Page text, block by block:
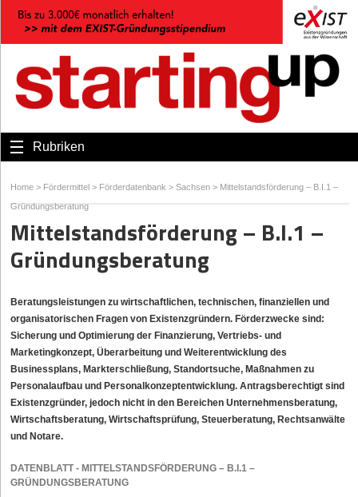
Rubriken
Home > Fördermittel > Förderdatenbank > Sachsen > Mittelstandsförderung – B.I.1 –
Gründungsberatung
Mittelstandsförderung – B.I.1 –
Gründungsberatung
Beratungsleistungen zu wirtschaftlichen, technischen, finanziellen und
organisatorischen Fragen von Existenzgründern. Förderzwecke sind:
Sicherung und Optimierung der Finanzierung, Vertriebs- und
Marketingkonzept, Überarbeitung und Weiterentwicklung des
Businessplans, Markterschließung, Standortsuche, Maßnahmen zu
Personalaufbau und Personalkonzeptentwicklung. Antragsberechtigt sind
Existenzgründer, jedoch nicht in den Bereichen Unternehmensberatung,
Wirtschaftsberatung, Wirtschaftsprüfung, Steuerberatung, Rechtsanwälte
und Notare.
DATENBLATT - MITTELSTANDSFÖRDERUNG – B.I.1 –
GRÜNDUNGSBERATUNG